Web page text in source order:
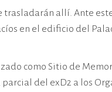
trasladarán allí. Ante
en el edificio del
como Sitio de
del exD2 a los